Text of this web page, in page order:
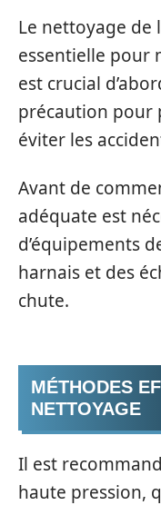
Le nettoyage de
essentielle pour
est crucial
précaution pour
éviter les
Avant de
adéquate est
d’équipements
harnais et des
chute.
MÉTHODES
NETTOYAGE
Il est
haute pression,